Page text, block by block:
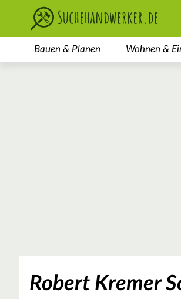
Bauen & Planen Wohnen &
Robert Kremer